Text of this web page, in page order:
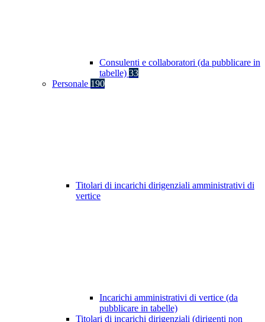
Consulenti e collaboratori (da pubblicare in
tabelle) 33
Personale 190
Titolari di incarichi dirigenziali amministrativi di
vertice
Incarichi amministrativi di vertice (da
pubblicare in tabelle)
Titolari di incarichi dirigenziali (dirigenti non